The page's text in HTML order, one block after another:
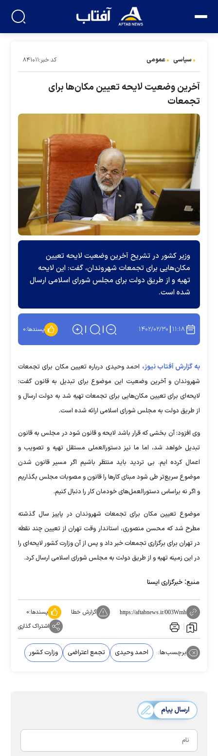
سیاسی عمومی کد خبر:۸۴۱۰۱۱
آخرین وضعیت لایحه تعیین مکان‌ها برای
تجمعات
وزیر کشور در تشریح آخرین وضعیت لایحه تعیین
مکان‌هایی برای تجمعات شهروندان، گفت: این لایحه
تهیه و از طریق دولت برای مجلس شورای اسلامی ارسال
شده است.
۱۱:۱۸ ۱۴۰۲/۰۲/۳۰ پسندها:۰
به گزارش آفتاب نیوز، احمد وحیدی درباره تعیین مکان برای تجمعات
شهروندان و آخرین وضعیت این موضوع برای تبدیل به قانون گفت:
لایحه‌ای برای تعیین مکان‌هایی برای تجمعات تهیه شد به دولت ارسال و
از طریق دولت به مجلس شورای اسلامی ارائه شده است.
وی افزود: آن بخشی که قرار باشد لایحه و قانون شود در مجلس به قانون
تبدیل خواهد شد، اما ما نیز دستورالعملی مستقل تهیه و تصویب و
اعمال کرده ایم. بی تردید باید منتظر باشیم اگر مسیر قانون شدن
موضوع سریع‌تر طی شود مبنای کار‌ها را قانون و مصوبات مجلس بگذاریم
و اگر نه براساس دستورالعمل‌های خودمان کار را دنبال کنیم.
موضوع تعیین مکان برای تجمعات شهروندان در پاییز سال گذشته
مطرح شد که محسن منصوری، استاندار وقت تهران از تعیین چند نقطه
در تهران برای برگزاری تجمعات خبر داد و پس از آن وزارت کشور لایحه‌ای را
در این زمینه تهیه و از طریق دولت به مجلس شورای اسلامی ارسال کرد.
منبع: خبرگزاری ایسنا
https://aftabnews.ir/003Wmh گزارش خطا پسندها:۰
اشتراک گذاری
برچسب‌ها: احمد وحیدی تجمع اعتراضی وزارت کشور
ارسال پیام